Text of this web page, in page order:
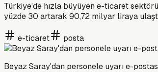
Türkiye’de hızla büyüyen e-ticaret
yüzde 30 artarak 90,72 milyar liraya
e-ticaret posta
Beyaz Saray'dan personele uyarı e-